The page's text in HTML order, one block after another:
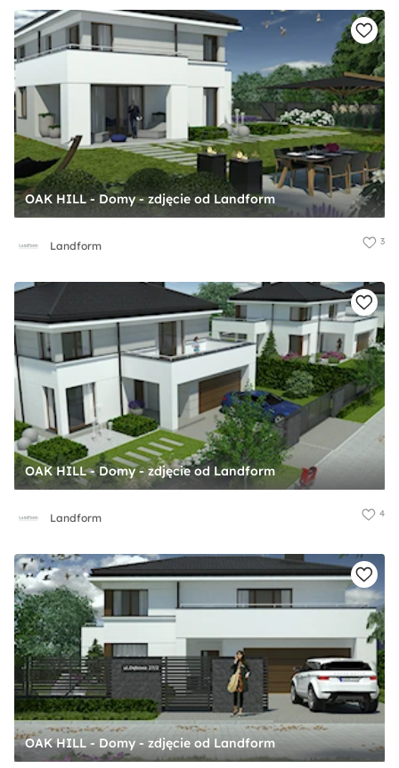
OAK HILL - Domy - zdjęcie od Landform
Landform 3
OAK HILL - Domy - zdjęcie od Landform
Landform 4
OAK HILL - Domy - zdjęcie od Landform